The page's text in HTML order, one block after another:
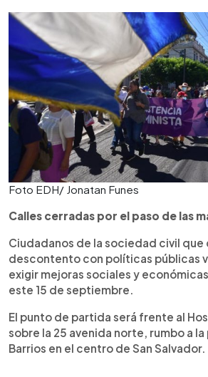
Foto EDH/ Jonatan Funes
Calles cerradas por el paso de las
Ciudadanos de la sociedad civil que
descontento con políticas públicas
exigir mejoras sociales y
este 15 de septiembre.
El punto de partida será frente al
sobre la 25 avenida norte, rumbo a
Barrios en el centro de San Salvador.